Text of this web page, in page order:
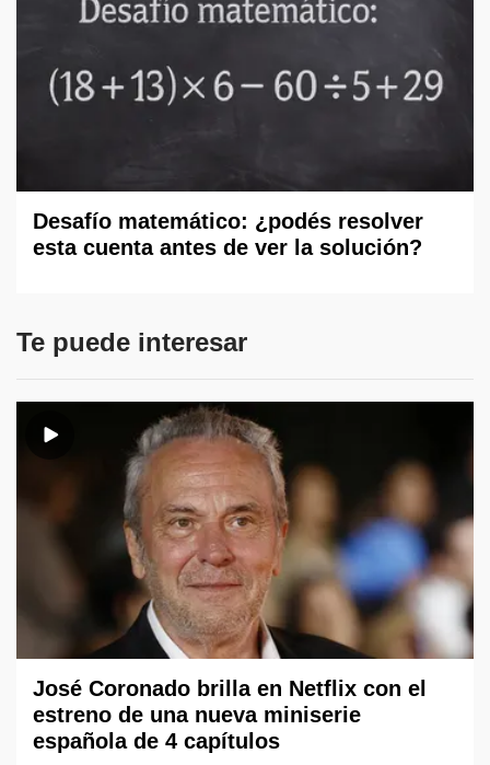
Desafío matemático: ¿podés resolver
esta cuenta antes de ver la solución?
Te puede interesar
José Coronado brilla en Netflix con el
estreno de una nueva miniserie
española de 4 capítulos